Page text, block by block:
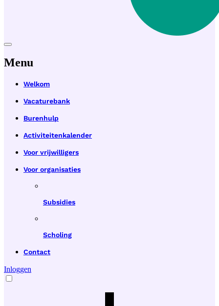
Menu
Welkom
Vacaturebank
Burenhulp
Activiteitenkalender
Voor vrijwilligers
Voor organisaties
Subsidies
Scholing
Contact
Inloggen